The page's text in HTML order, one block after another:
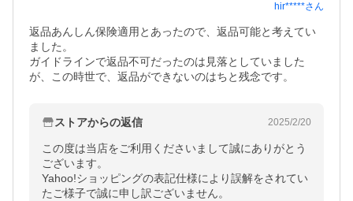
hir*****さん
返品あんしん保険適用とあったので、返品可能と考えてい
ました。
ガイドラインで返品不可だったのは見落としていました
が、この時世で、返品ができないのはちと残念です。
ストアからの返信 2025/2/20
この度は当店をご利用くださいまして誠にありがとう
ございます。
Yahoo!ショッピングの表記仕様により誤解をされてい
たご様子で誠に申し訳ございません。